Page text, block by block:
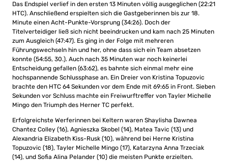
Das Endspiel verlief in den ersten 13 Minuten völlig ausgeglichen (22:21
HTC). Anschließend erspielten sich die Gastgeberinnen bis zur 18.
Minute einen Acht-Punkte-Vorsprung (34:26). Doch der
Titelverteidiger ließ sich nicht beeindrucken und kam nach 25 Minuten
zum Ausgleich (47:47). Es ging in der Folge mit mehreren
Führungswechseln hin und her, ohne dass sich ein Team absetzen
konnte (54:55, 30.). Auch nach 35 Minuten war noch keinerlei
Entscheidung gefallen (63:62), es bahnte sich einmal mehr eine
hochspannende Schlussphase an. Ein Dreier von Kristina Topuzovic
brachte den HTC 64 Sekunden vor dem Ende mit 69:65 in Front. Sieben
Sekunden vor Schluss machte ein Freiwurftreffer von Tayler Michelle
Mingo den Triumph des Herner TC perfekt.
Erfolgreichste Werferinnen bei Keltern waren Shaylisha Dawnea
Chantez Colley (16), Agnieszka Skobel (14), Matea Tavic (13) und
Alexandria Elizabeth Kiss-Rusk (10), während bei Herne Kristina
Topuzovic (18), Tayler Michelle Mingo (17), Katarzyna Anna Trzeciak
(14), und Sofia Alina Pelander (10) die meisten Punkte erzielten.